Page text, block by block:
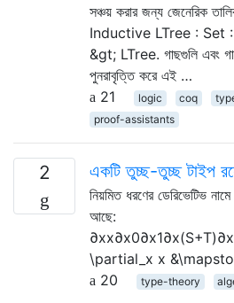
সঞ্চয় করার জন্য জেনেরিক
Inductive LTree : Set
&gt; LTree. গাছগুলি এবং
পুনরাবৃত্তি করে এই …
21
logic coq
proof-assistants
2 একটি তুচ্ছ-তুচ্ছ টাইপ
নিয়মিত ধরণের ডেরিভেটিভ
আছে:
\partial_x x
20
type-theory